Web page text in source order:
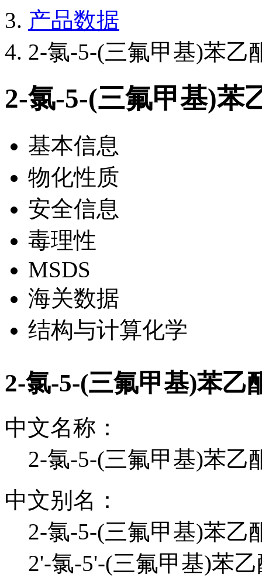
产品数据
2-氯-5-(三氟甲基)苯乙
2-氯-5-(三氟甲基)苯
基本信息
物化性质
安全信息
毒理性
MSDS
海关数据
结构与计算化学
2-氯-5-(三氟甲基)苯乙
中文名称：
2-氯-5-(三氟甲基)苯乙
中文别名：
2-氯-5-(三氟甲基)苯乙
2'-氯-5'-(三氟甲基)苯